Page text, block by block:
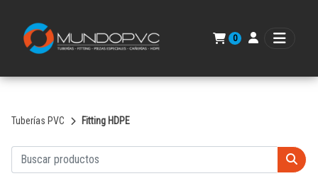
0
Tuberías PVC Fitting HDPE